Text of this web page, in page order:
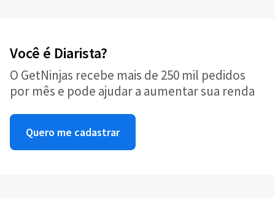
Você é Diarista?
O GetNinjas recebe mais de 250 mil pedidos
por mês e pode ajudar a aumentar sua renda
Quero me cadastrar